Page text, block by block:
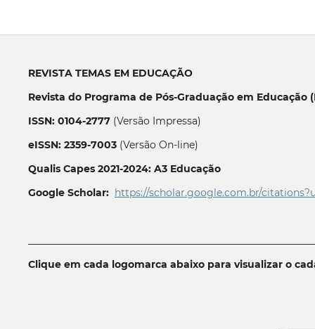
REVISTA TEMAS EM EDUCAÇÃO
Revista do Programa de Pós-Graduação em Educação
ISSN: 0104-2777(Versão Impressa)
eISSN: 2359-7003(Versão On-line)
Qualis Capes 2021-2024: A3 Educação
Google Scholar: https://scholar.google.com.br/
Clique em cada logomarca abaixo para visualizar o